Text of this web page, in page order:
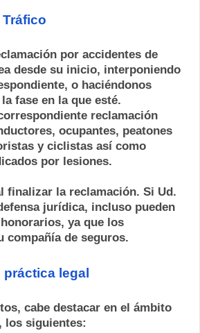
por accidentes de
desde su inicio, interponiendo
o haciéndonos
fase en la que esté.
reclamación
ocupantes, peatones
y ciclistas así como
por lesiones.
finalizar la reclamación. Si Ud.
jurídica, incluso pueden
ya que los
compañía de seguros.
práctica legal
cabe destacar en el ámbito
los siguientes: